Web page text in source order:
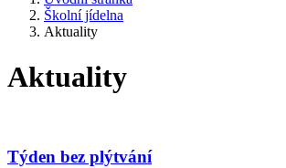
Školní jídelna
Aktuality
Aktuality
Týden bez plýtvání